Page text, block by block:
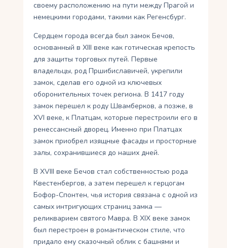
своему расположению на пути между Прагой и
немецкими городами, такими как Регенсбург.
Сердцем города всегда был замок Бечов,
основанный в XIII веке как готическая крепость
для защиты торговых путей. Первые
владельцы, род Пршибиславичей, укрепили
замок, сделав его одной из ключевых
оборонительных точек региона. В 1417 году
замок перешел к роду Швамберков, а позже, в
XVI веке, к Платцам, которые перестроили его в
ренессансный дворец. Именно при Платцах
замок приобрел изящные фасады и просторные
залы, сохранившиеся до наших дней.
В XVIII веке Бечов стал собственностью рода
Квестенбергов, а затем перешел к герцогам
Бофор-Спонтен, чья история связана с одной из
самых интригующих страниц замка —
реликварием святого Мавра. В XIX веке замок
был перестроен в романтическом стиле, что
придало ему сказочный облик с башнями и